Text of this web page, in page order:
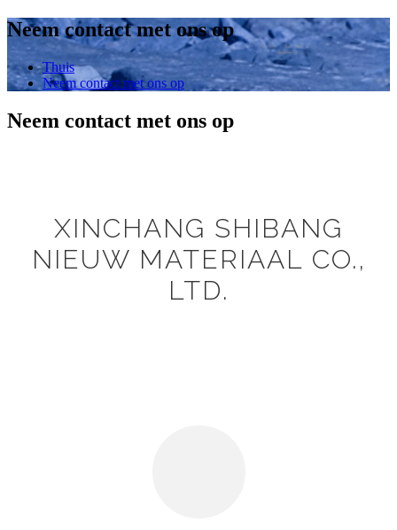
Neem contact met ons op
Thuis
Neem contact met ons op
Neem contact met ons op
XINCHANG SHIBANG
NIEUW MATERIAAL CO.,
LTD.